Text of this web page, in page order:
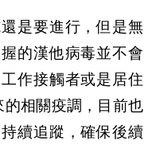
是要進行，但是無
的漢他病毒並不會
作接觸者或是居住
相關疫調，目前也
續追蹤，確保後續